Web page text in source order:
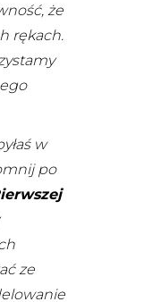
że
rękach.
w
po
ze